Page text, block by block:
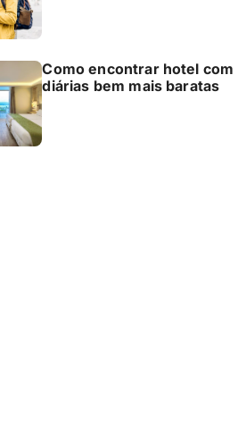
Como encontrar hotel com
diárias bem mais baratas